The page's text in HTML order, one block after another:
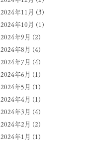
2024年11月 (3)
2024年10月 (1)
2024年9月 (2)
2024年8月 (4)
2024年7月 (4)
2024年6月 (1)
2024年5月 (1)
2024年4月 (1)
2024年3月 (4)
2024年2月 (2)
2024年1月 (1)